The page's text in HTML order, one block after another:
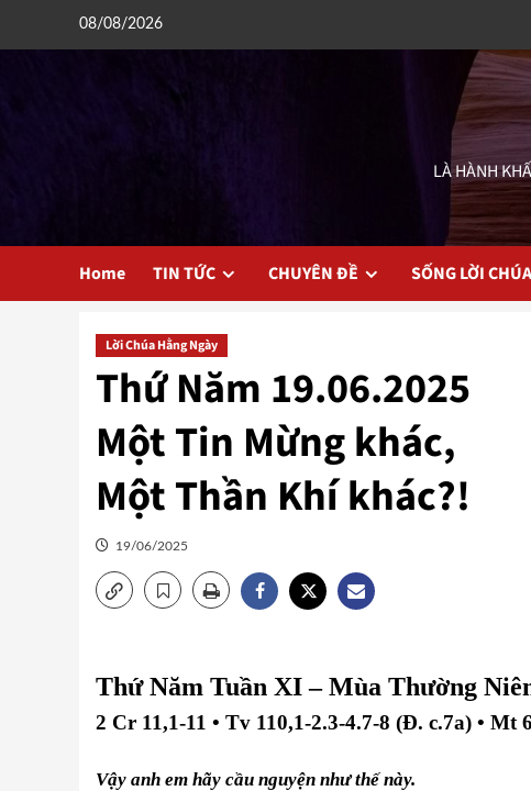
08/08/2026
LÀ HÀNH
Home TIN TỨC CHUYÊN ĐỀ SỐNG LỜI CHÚA
Lời Chúa Hằng Ngày
Thứ Năm 19.06.2025
Một Tin Mừng khác,
Một Thần Khí khác?!
19/06/2025
Thứ Năm Tuần XI – Mùa Thường
2 Cr 11,1-11 • Tv 110,1-2.3-4.7-8 (Đ. c.7a) • Mt
Vậy anh em hãy cầu nguyện như thế này.